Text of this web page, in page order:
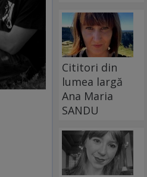
Cititori din
lumea largă
Ana Maria
SANDU